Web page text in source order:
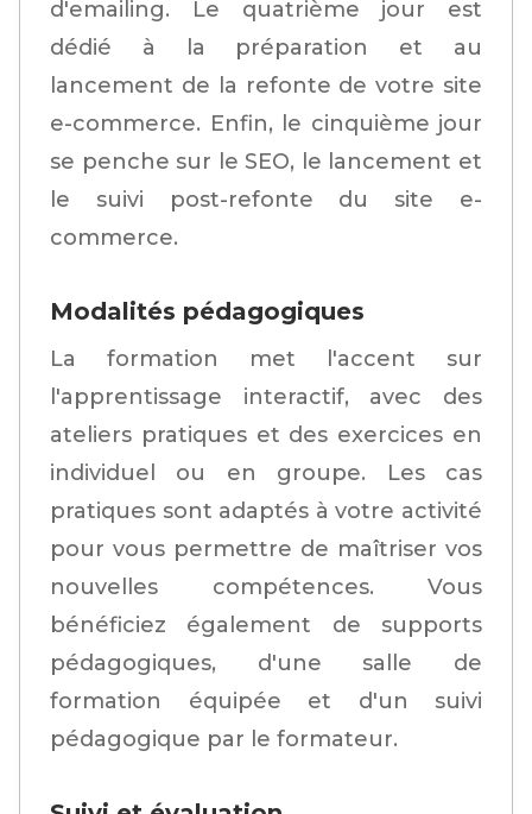
d'emailing. Le quatrième jour est
dédié à la préparation et au
lancement de la refonte de votre site
e-commerce. Enfin, le cinquième jour
se penche sur le SEO, le lancement et
le suivi post-refonte du site e-
commerce.
Modalités pédagogiques
La formation met l'accent sur
l'apprentissage interactif, avec des
ateliers pratiques et des exercices en
individuel ou en groupe. Les cas
pratiques sont adaptés à votre activité
pour vous permettre de maîtriser vos
nouvelles compétences. Vous
bénéficiez également de supports
pédagogiques, d'une salle de
formation équipée et d'un suivi
pédagogique par le formateur.